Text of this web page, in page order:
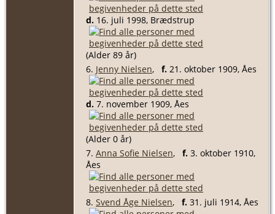
d. 16. juli 1998, Brædstrup
(Alder 89 år)
6. Jenny Nielsen, f. 21. oktober 1909, Åes
d. 7. november 1909, Åes
(Alder 0 år)
7. Anna Sofie Nielsen, f. 3. oktober 1910,
Åes
8. Svend Åge Nielsen, f. 31. juli 1914, Åes